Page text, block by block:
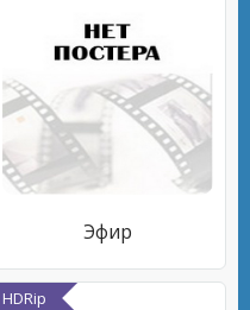
Эфир
HDRip